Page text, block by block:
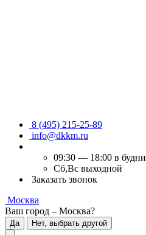
8 (495) 215-25-89
info@dkkm.ru
09:30 — 18:00 в будни
Сб,Вс выходной
Заказать звонок
Москва
Ваш город – Москва?
Да Нет, выбрать другой